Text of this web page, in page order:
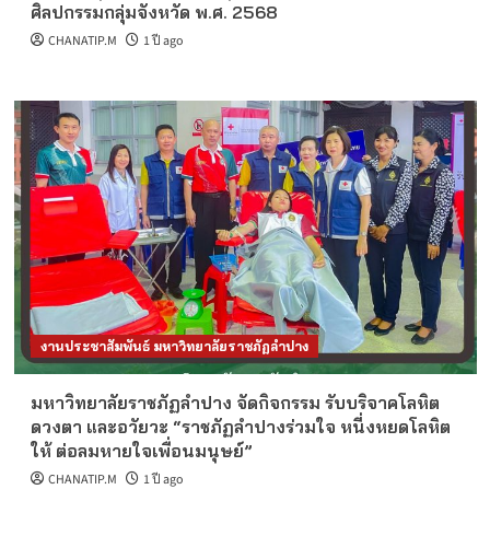
ศิลปกรรมกลุ่มจังหวัด พ.ศ. 2568
CHANATIP.M 1 ปี ago
งานประชาสัมพันธ์ มหาวิทยาลัยราชภัฏลำปาง
มหาวิทยาลัยราชภัฏลำปาง จัดกิจกรรม รับบริจาคโลหิต
ดวงตา และอวัยวะ “ราชภัฏลำปางร่วมใจ หนี่งหยดโลหิต
ให้ ต่อลมหายใจเพื่อนมนุษย์”
CHANATIP.M 1 ปี ago